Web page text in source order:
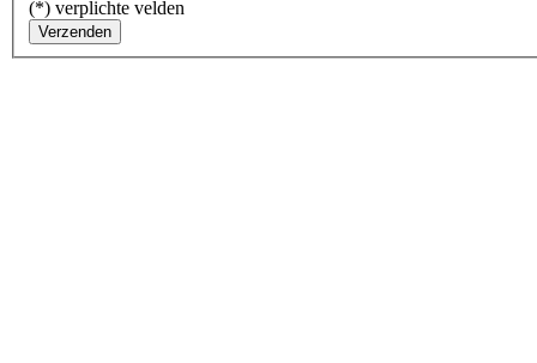
(*) verplichte velden
Verzenden